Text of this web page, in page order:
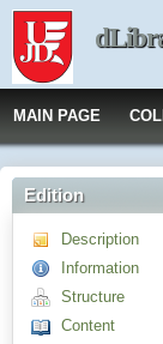
MAIN PAGE
Edition
Description
Information
Structure
Content